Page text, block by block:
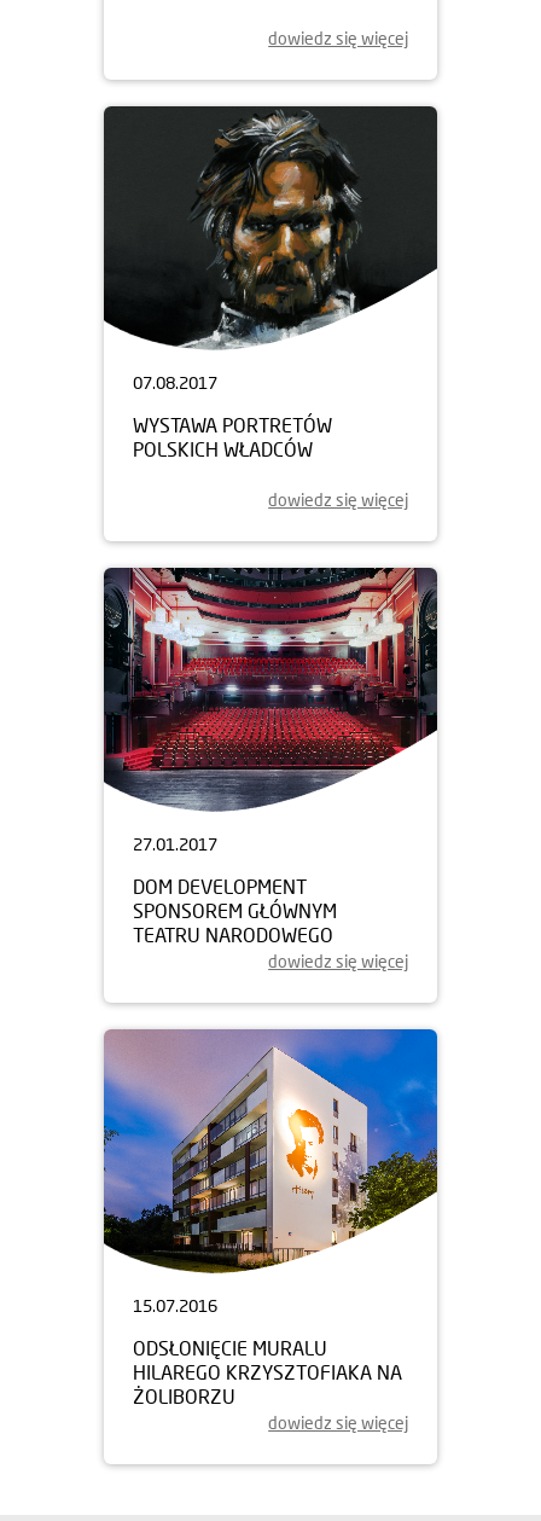
dowiedz się więcej
07.08.2017
WYSTAWA PORTRETÓW
POLSKICH WŁADCÓW
dowiedz się więcej
27.01.2017
DOM DEVELOPMENT
SPONSOREM GŁÓWNYM
TEATRU NARODOWEGO
dowiedz się więcej
15.07.2016
ODSŁONIĘCIE MURALU
HILAREGO KRZYSZTOFIAKA NA
ŻOLIBORZU
dowiedz się więcej